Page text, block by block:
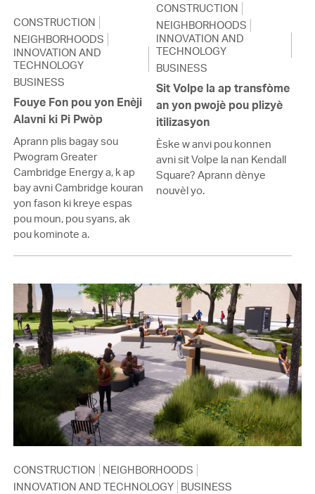
CONSTRUCTION
NEIGHBORHOODS
INNOVATION AND
TECHNOLOGY
BUSINESS
Fouye Fon pou yon Enèji
Alavni ki Pi Pwòp
Aprann plis bagay sou
Pwogram Greater
Cambridge Energy a, k ap
bay avni Cambridge kouran
yon fason ki kreye espas
pou moun, pou syans, ak
pou kominote a.
CONSTRUCTION
NEIGHBORHOODS
INNOVATION AND
TECHNOLOGY
BUSINESS
Sit Volpe la ap transfòme
an yon pwojè pou plizyè
itilizasyon
Èske w anvi pou konnen
avni sit Volpe la nan Kendall
Square? Aprann dènye
nouvèl yo.
CONSTRUCTION
NEIGHBORHOODS
INNOVATION AND TECHNOLOGY BUSINESS